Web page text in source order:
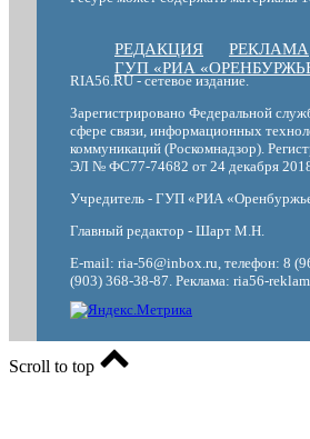
РЕДАКЦИЯ
РЕКЛАМА
ГУП «РИА
RIA56.RU - сетевое издание.
Зарегистрировано Федеральной
сфере связи, информационных
коммуникаций (Роскомнадзор).
ЭЛ № ФС77-74682 от 24 декабря
Учредитель - ГУП «РИА
Главный редактор - Шарт М.Н.
E-mail: ria-56@inbox.ru, телефон: 8
(903) 368-38-87. Реклама: ria56-
Scroll to top